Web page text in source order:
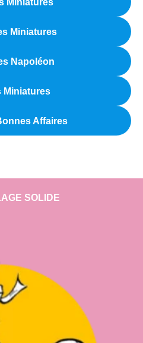
Miniatures
Napoléon
Miniatures
Affaires
SOLIDE